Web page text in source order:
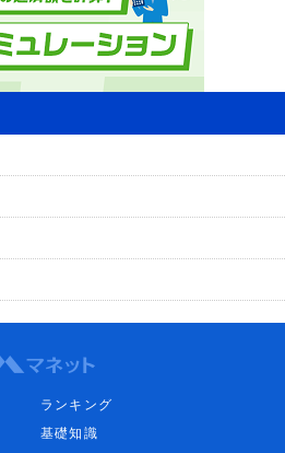
ランキング
基礎知識